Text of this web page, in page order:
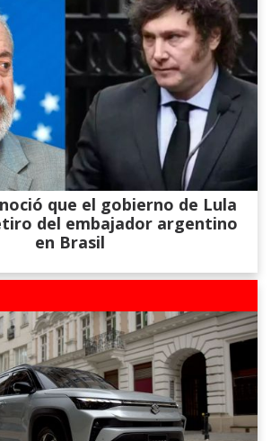
que el gobierno de Lula
del embajador argentino
en Brasil